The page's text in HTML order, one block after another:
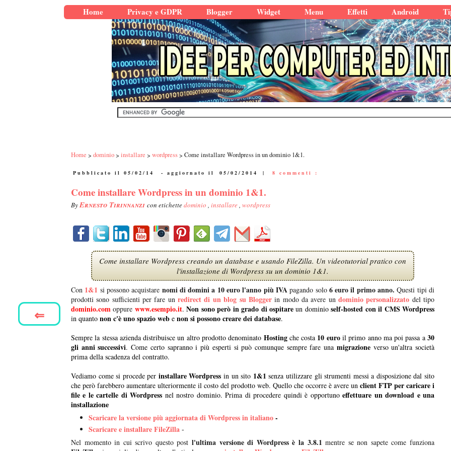
Home Privacy e GDPR Blogger Widget Menu Effetti Android
Home dominio installare wordpress Come installare Wordpress in un dominio 1&1.
Pubblicato il 05/02/14 - aggiornato il 05/02/2014 | 8 commenti :
Come installare Wordpress in un dominio 1&1.
ByErnesto Tirinnanzi con etichettedominio , installare, wordpress
Come installare Wordpress creando un database e usando FileZilla. Un videotutorial pratico con
l'installazione di Wordpress su un dominio 1&1.
Con 1&1 si possono acquistare nomi di domini a 10 euro l'anno più IVApagando solo6 euro il primo anno. Questi tipi di
prodotti sono sufficienti per fare unredirect di un blog su Bloggerin modo da avere un dominio personalizzato del tipo
dominio.com oppure www.esempio.it.Non sono però in grado di ospitareun dominioself-hosted con il CMS Wordpress
in quanto non c'è uno spazio web e non si possono creare dei database.
Sempre la stessa azienda distribuisce un altro prodotto denominato Hosting che costa 10 euroil primo anno ma poi passa a30
gli anni successivi. Come certo sapranno i più esperti si può comunque sempre fare una migrazioneverso un'altra società
prima della scadenza del contratto.
Vediamo come si procede per installare Wordpress in un sito 1&1 senza utilizzare gli strumenti messi a disposizione dal sito
che però farebbero aumentare ulteriormente il costo del prodotto web. Quello che occorre è avere un client FTP per caricare i
file e le cartelle di Wordpress nel nostro dominio. Prima di procedere quindi è opportunoeffettuare un download e una
installazione
Scaricare la versione più aggiornata di Wordpress in italiano-
Scaricare e installare FileZilla -
Nel momento in cui scrivo questo postl'ultima versione di Wordpress è la 3.8.1 mentre se non sapete come funziona
⇐